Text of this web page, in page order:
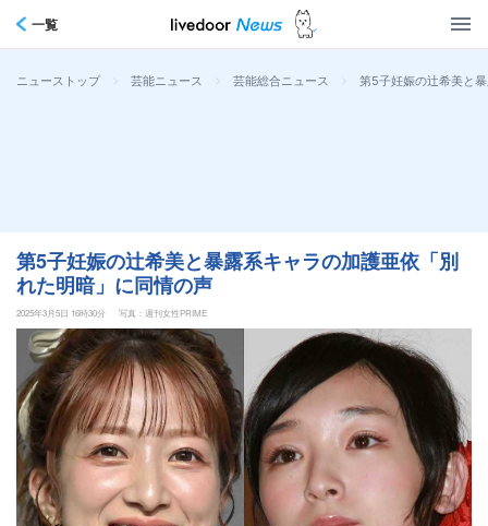
一覧
ニューストップ > 芸能ニュース > 芸能総合ニュース > 第5子妊娠の辻希美と
第5子妊娠の辻希美と暴露系キャラの加護亜依「別
れた明暗」に同情の声
2025年3月5日 16時30分 写真：週刊女性PRIME